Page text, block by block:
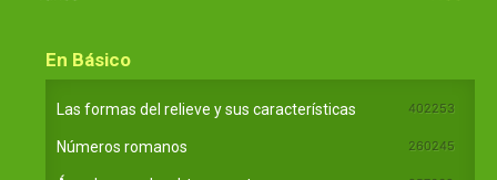
En Básico
Las formas del relieve y sus características 402253
Números romanos 260245